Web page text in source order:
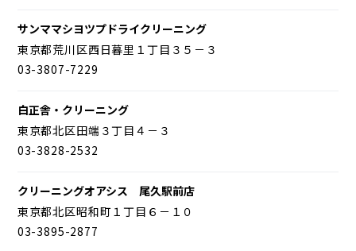
サンママシヨツプドライクリーニング
東京都荒川区西日暮里１丁目３５－３
03-3807-7229
白正舎・クリーニング
東京都北区田端３丁目４－３
03-3828-2532
クリーニングオアシス 尾久駅前店
東京都北区昭和町１丁目６－１０
03-3895-2877